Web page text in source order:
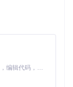
示设备支持标准
能需要在Winl
Claude Code 的开源替代方案。连接任意大模型，编辑代码，运行命令，自动验证 — 全自动执行。用 Rust 构建，极致性能。 ｜ An open-source alternative to Claude Code. Connect any LLM, edit code, run commands, and verify changes — autonomously. Built in Rust for speed. Get Started